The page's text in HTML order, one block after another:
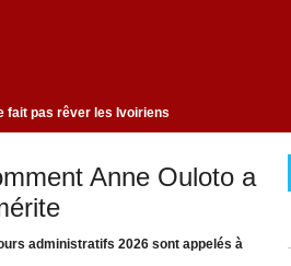
qui ne fait pas rêver les Ivoiriens
Anne Ouloto a
administratifs 2026 sont appelés à